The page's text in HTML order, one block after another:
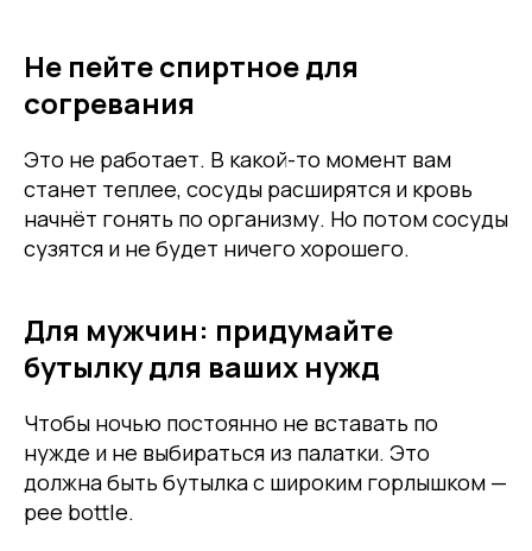
Не пейте спиртное для
согревания
Это не работает. В какой-то момент вам
станет теплее, сосуды расширятся и кровь
начнёт гонять по организму. Но потом сосуды
сузятся и не будет ничего хорошего.
Для мужчин: придумайте
бутылку для ваших нужд
Чтобы ночью постоянно не вставать по
нужде и не выбираться из палатки. Это
должна быть бутылка с широким горлышком —
pee bottle.